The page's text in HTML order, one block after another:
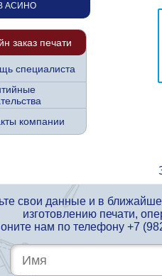
АСИНО
заказ печати
специалиста
компании
свои данные и в
изготовлению печати,
нам по телефону +7